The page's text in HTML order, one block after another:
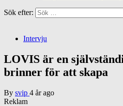
Sök efter:
Intervju
LOVIS är en
brinner för att skapa
By svip 4 år ago
Reklam